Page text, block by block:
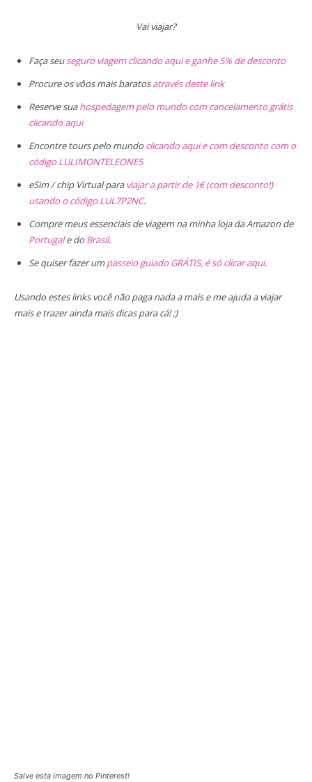
Vai viajar?
Faça seuseguro viagem clicando aqui e ganhe 5% de desconto
Procure os vôos mais baratosatravés deste link
Reserve suahospedagem pelo mundo com cancelamento grátis
clicando aqui
Encontre tours pelo mundo clicando aqui e com desconto com o
código LULIMONTELEONE5
eSim / chip Virtual paraviajar a partir de 1€ (com desconto!)
usando o código LUL7P2NC.
Compre meus essenciais de viagem na minha loja da Amazon de
Portugale do Brasil.
Se quiser fazer umpasseio guiado GRÁTIS, é só clicar aqui.
Usando estes links você não paga nada a mais e me ajuda a viajar
mais e trazer ainda mais dicas para cá! ;)
Salve esta imagem no Pinterest!